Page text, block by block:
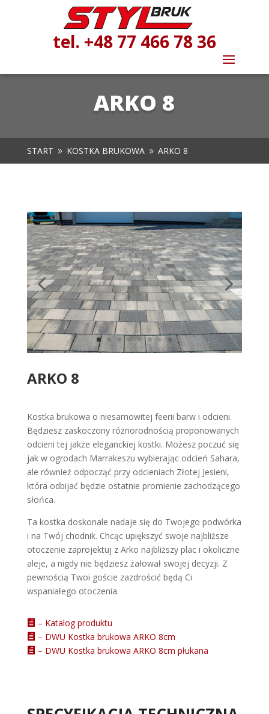
tel. +48 77 466 78 36
ARKO 8
START 9 KOSTKA BRUKOWA 9 ARKO 8
ARKO 8
Kostka brukowa o niesamowitej feerii barw i odcieni.
Będziesz zaskoczony różnorodnością proponowanych
odcieni tej jakże eleganckiej kostki. Możesz poczuć się
jak w ogrodach Marrakeszu wybierając odcień Sahara,
ale również odpocząć przy odcieniach Złotej Jesieni,
która odbijać będzie ostatnie promienie zachodzącego
słońca.
Ta kostka doskonale nadaje się do Twojego podwórka
i na Twój chodnik. Chcąc upiększyć swoje najbliższe
otoczenie zaprojektuj z Arko najbliższy plac i okoliczne
aleje, a nigdy nie będziesz żałował swojej decyzji. Z
pewnością Twoi goście zazdrościć będą Ci
wspaniałego otoczenia.
 – Katalog produktu
 – DWU Kostka brukowa ARKO 8cm
 – DWU Kostka brukowa ARKO 8cm płukana